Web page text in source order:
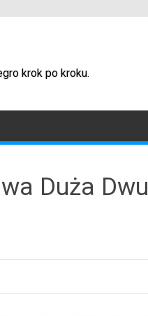
krok po kroku.
Duża